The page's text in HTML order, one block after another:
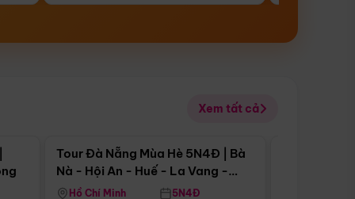
Xem tất cả
Điểm nổi bật
Tour Đà Nẵng Mùa Hè 5N4Đ | Bà
Nà - Hội An - Huế - La Vang -
Động Thiên Đường
Hồ Chí Minh 5N4Đ